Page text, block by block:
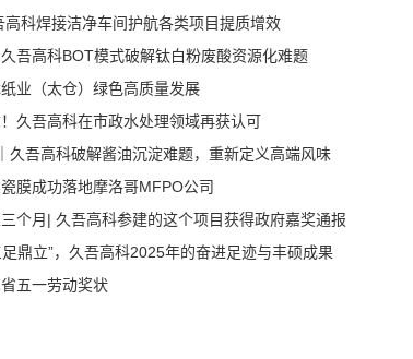
科焊接洁净车间护航各类项目提质增效
吾高科BOT模式破解钛白粉废酸资源化难题
业（太仓）绿色高质量发展
久吾高科在市政水处理领域再获认可
久吾高科破解酱油沉淀难题，重新定义高端风味
膜成功落地摩洛哥MFPO公司
个月| 久吾高科参建的这个项目获得政府嘉奖通报
足鼎立”，久吾高科2025年的奋进足迹与丰硕成果
五一劳动奖状